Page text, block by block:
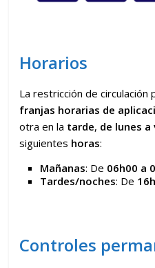
Horarios
La restricción de circulación
franjas horarias de
otra en la tarde, de lunes a
siguientes horas:
Mañanas: De 06h00 a
Tardes/noches: De
Controles